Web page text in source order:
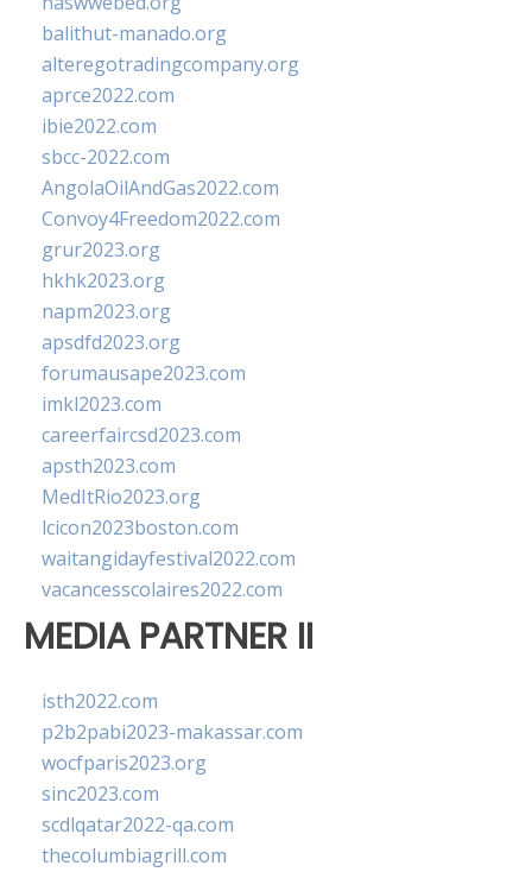
balithut-manado.org
alteregotradingcompany.org
aprce2022.com
ibie2022.com
sbcc-2022.com
AngolaOilAndGas2022.com
Convoy4Freedom2022.com
grur2023.org
hkhk2023.org
napm2023.org
apsdfd2023.org
forumausape2023.com
imkl2023.com
careerfaircsd2023.com
apsth2023.com
MedItRio2023.org
lcicon2023boston.com
waitangidayfestival2022.com
vacancesscolaires2022.com
MEDIA PARTNER II
isth2022.com
p2b2pabi2023-makassar.com
wocfparis2023.org
sinc2023.com
scdlqatar2022-qa.com
thecolumbiagrill.com